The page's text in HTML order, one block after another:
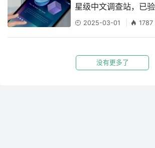
星级中文调查站，已
2025-03-01 1787
没有更多了